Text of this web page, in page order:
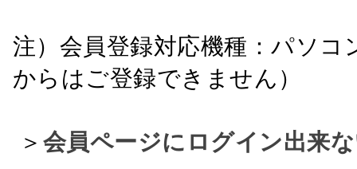
注）会員登録対応機種：パソ
からはご登録できません）
＞ 会員ページにログイン出来